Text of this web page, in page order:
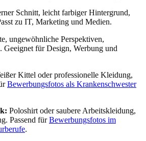
Schnitt, leicht farbiger Hintergrund,
zu IT, Marketing und Medien.
ungewöhnliche Perspektiven,
Geeignet für Design, Werbung und
Kittel oder professionelle Kleidung,
Bewerbungsfotos als Krankenschwester
Poloshirt oder saubere Arbeitskleidung,
Passend fürBewerbungsfotos im
.